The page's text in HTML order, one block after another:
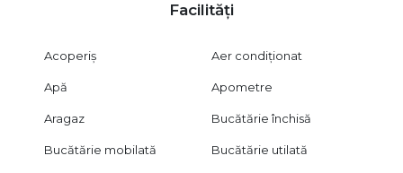
Facilități
Acoperiș Aer condiționat
Apă Apometre
Aragaz Bucătărie închisă
Bucătărie mobilată Bucătărie utilată